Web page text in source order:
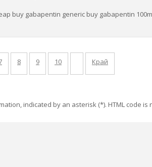
buy gabapentin generic buy gabapentin
8 9 10 Край
indicated by an asterisk (*). HTML code is